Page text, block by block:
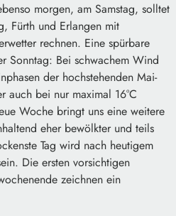
der Temperaturen
Witterung – „Von
am 15.05.2026
05:11
morgen, am Samstag, solltet
Fürth und Erlangen mit
rechnen. Eine spürbare
Sonntag: Bei schwachem Wind
der hochstehenden Mai-
auch bei nur maximal 16°C
Woche bringt uns eine weitere
eher bewölkter und teils
Tag wird nach heutigem
Die ersten vorsichtigen
zeichnen ein